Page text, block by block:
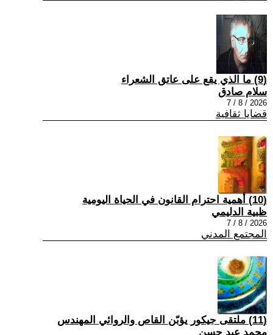
(9) ما الذي يقع على عاتق الشعراء
سلام صادق
2026 / 8 / 7
قضايا ثقافية
(10) أهمية احترام القانون في الحياة اليومية
ظبية الدليمي
2026 / 8 / 7
المجتمع المدني
(11) ملتقى جيكور يؤبّن القاص والروائي المهندس
محمد عبد حسن